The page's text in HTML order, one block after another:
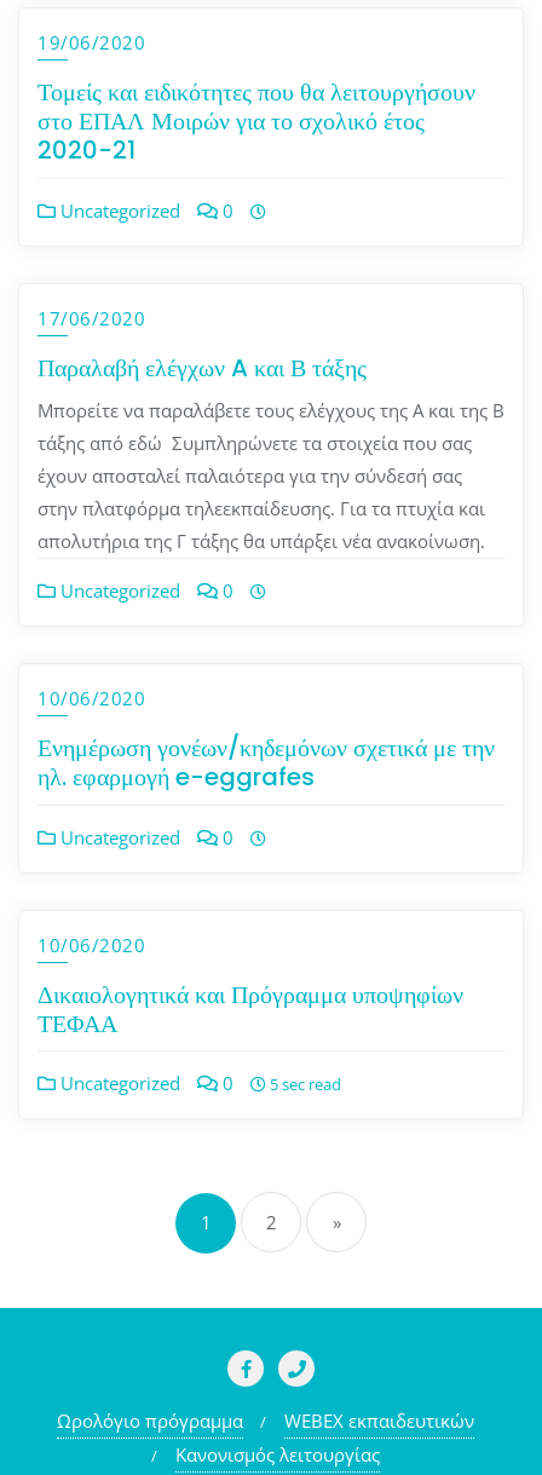
19/06/2020
Τομείς και ειδικότητες που θα λειτουργήσουν
στο ΕΠΑΛ Μοιρών για το σχολικό έτος
2020-21
Uncategorized 0
17/06/2020
Παραλαβή ελέγχων A και Β τάξης
Μπορείτε να παραλάβετε τους ελέγχους της Α και της Β
τάξης από εδώ Συμπληρώνετε τα στοιχεία που σας
έχουν αποσταλεί παλαιότερα για την σύνδεσή σας
στην πλατφόρμα τηλεεκπαίδευσης. Για τα πτυχία και
απολυτήρια της Γ τάξης θα υπάρξει νέα ανακοίνωση.
Uncategorized 0
10/06/2020
Ενημέρωση γονέων/κηδεμόνων σχετικά με την
ηλ. εφαρμογή e-eggrafes
Uncategorized 0
10/06/2020
Δικαιολογητικά και Πρόγραμμα υποψηφίων
ΤΕΦΑΑ
Uncategorized 0 5 sec read
Σελιδοποίηση
άρθρων
1 2 »
Ωρολόγιο πρόγραμμα
WEBEX εκπαιδευτικών
Κανονισμός λειτουργίας